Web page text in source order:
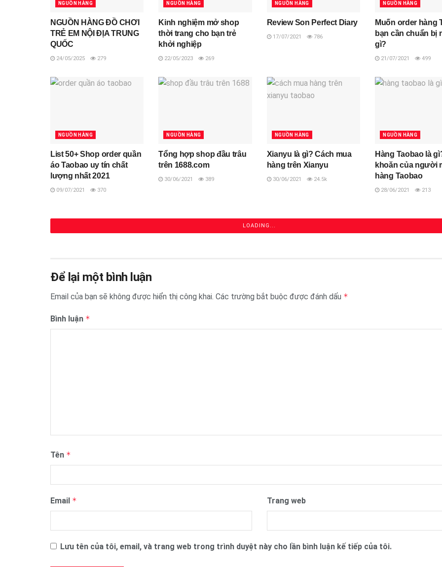
NGUỒN HÀNG
NGUỒN HÀNG ĐỒ CHƠI
TRẺ EM NỘI ĐỊA TRUNG
QUỐC
24/05/2025 279
NGUỒN HÀNG
Kinh nghiệm mở shop
thời trang cho bạn trẻ
khởi nghiệp
22/05/2023 269
NGUỒN HÀNG
Review Son Perfect Diary
17/07/2021 786
NGUỒN HÀNG
Muốn order hàng
bạn cần chuẩn bị
gì?
21/07/2021 499
NGUỒN HÀNG
List 50+ Shop order quần
áo Taobao uy tín chất
lượng nhất 2021
09/07/2021 370
NGUỒN HÀNG
Tổng hợp shop đầu trâu
trên 1688.com
30/06/2021 389
NGUỒN HÀNG
Xianyu là gì? Cách mua
hàng trên Xianyu
30/06/2021 24.5k
NGUỒN HÀNG
Hàng Taobao là
khoăn của người
hàng Taobao
28/06/2021 213
LOADING...
Để lại một bình luận
Email của bạn sẽ không được hiển thị công khai. Các trường bắt buộc được đánh dấu *
Bình luận *
Tên *
Email * Trang web
Lưu tên của tôi, email, và trang web trong trình duyệt này cho lần bình luận kế tiếp của tôi.